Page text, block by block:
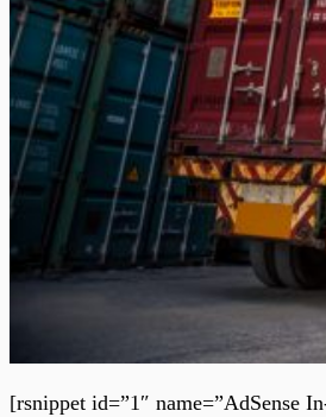
[rsnippet id=”1″ name=”AdSense